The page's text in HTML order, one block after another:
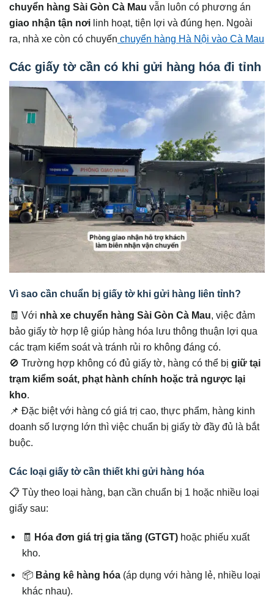
chuyển hàng Sài Gòn Cà Mau vẫn luôn có phương án
giao nhận tận nơi linh hoạt, tiện lợi và đúng hẹn. Ngoài
ra, nhà xe còn có chuyến chuyển hàng Hà Nội vào Cà Mau
Các giấy tờ cần có khi gửi hàng hóa đi tỉnh
Vì sao cần chuẩn bị giấy tờ khi gửi hàng liên tỉnh?
🧾 Với nhà xe chuyển hàng Sài Gòn Cà Mau , việc đảm
bảo giấy tờ hợp lệ giúp hàng hóa lưu thông thuận lợi qua
các trạm kiểm soát và tránh rủi ro không đáng có.
🚫 Trường hợp không có đủ giấy tờ, hàng có thể bị giữ tại
trạm kiểm soát, phạt hành chính hoặc trả ngược lại
kho
📌 Đặc biệt với hàng có giá trị cao, thực phẩm, hàng kinh
doanh số lượng lớn thì việc chuẩn bị giấy tờ đầy đủ là bắt
buộc.
Các loại giấy tờ cần thiết khi gửi hàng hóa
📋 Tùy theo loại hàng, bạn cần chuẩn bị 1 hoặc nhiều loại
giấy sau:
🧾 Hóa đơn giá trị gia tăng (GTGT) hoặc phiếu xuất
kho.
📦 Bảng kê hàng hóa (áp dụng với hàng lẻ, nhiều loại
khác nhau).